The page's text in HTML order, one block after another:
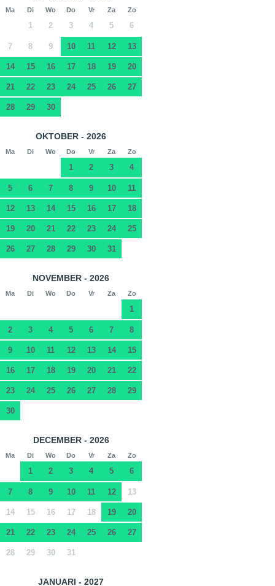
Ma Di Wo Do Vr Za Zo
1 2 3 4 5 6
7 8 9 10 11 12 13
14 15 16 17 18 19 20
21 22 23 24 25 26 27
28 29 30
OKTOBER - 2026
Ma Di Wo Do Vr Za Zo
1 2 3 4
5 6 7 8 9 10 11
12 13 14 15 16 17 18
19 20 21 22 23 24 25
26 27 28 29 30 31
NOVEMBER - 2026
Ma Di Wo Do Vr Za Zo
1
2 3 4 5 6 7 8
9 10 11 12 13 14 15
16 17 18 19 20 21 22
23 24 25 26 27 28 29
30
DECEMBER - 2026
Ma Di Wo Do Vr Za Zo
1 2 3 4 5 6
7 8 9 10 11 12 13
14 15 16 17 18 19 20
21 22 23 24 25 26 27
28 29 30 31
JANUARI - 2027